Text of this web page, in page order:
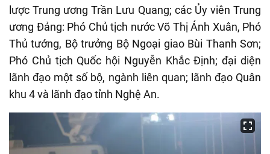
lược Trung ương Trần Lưu Quang; các Ủy viên Trung
ương Đảng: Phó Chủ tịch nước Võ Thị Ánh Xuân, Phó
Thủ tướng, Bộ trưởng Bộ Ngoại giao Bùi Thanh Sơn;
Phó Chủ tịch Quốc hội Nguyễn Khắc Định; đại diện
lãnh đạo một số bộ, ngành liên quan; lãnh đạo Quân
khu 4 và lãnh đạo tỉnh Nghệ An.